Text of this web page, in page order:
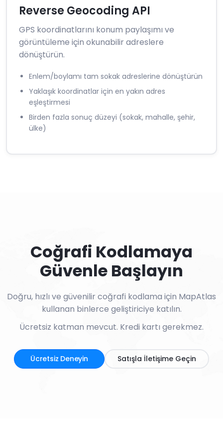
Reverse Geocoding API
GPS koordinatlarını konum paylaşımı ve
görüntüleme için okunabilir adreslere
dönüştürün.
Enlem/boylamı tam sokak adreslerine dönüştürün
Yaklaşık koordinatlar için en yakın adres
eşleştirmesi
Birden fazla sonuç düzeyi (sokak, mahalle, şehir,
ülke)
Coğrafi Kodlamaya
Güvenle Başlayın
Doğru, hızlı ve güvenilir coğrafi kodlama için MapAtlas
kullanan binlerce geliştiriciye katılın.
Ücretsiz katman mevcut. Kredi kartı gerekmez.
Ücretsiz Deneyin Satışla İletişime Geçin